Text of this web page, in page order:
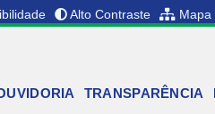
Alto Contraste Mapa
TRANSPARÊNCIA